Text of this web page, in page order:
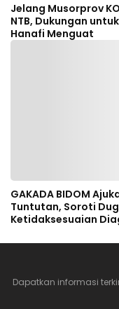
Jelang Musorprov
NTB, Dukungan
Hanafi Menguat
GAKADA BIDOM
Tuntutan, Soroti
Ketidaksesuaian
Dapatkan informasi